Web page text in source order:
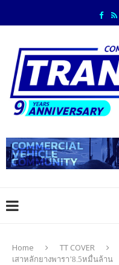
Home TT COVER
เสาหลักยางพารา’8.5หมื่นล้าน